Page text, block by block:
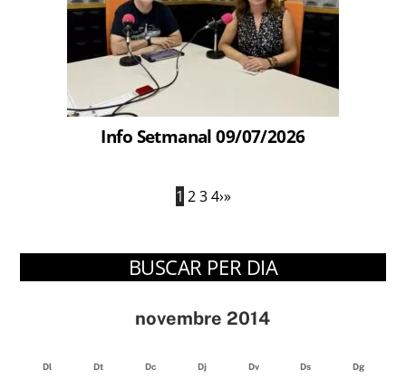
Info Setmanal 09/07/2026
1 2 3 4›»
BUSCAR PER DIA
novembre 2014
Dl Dt Dc Dj Dv Ds Dg